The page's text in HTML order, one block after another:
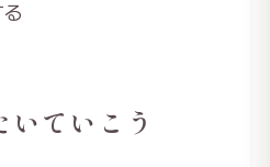
ていこう